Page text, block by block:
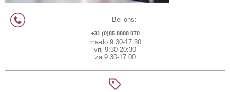
Bel ons:
+31 (0)85 8888 070
ma-do 9:30-17:30
vrij 9:30-20:30
za 9:30-17:00